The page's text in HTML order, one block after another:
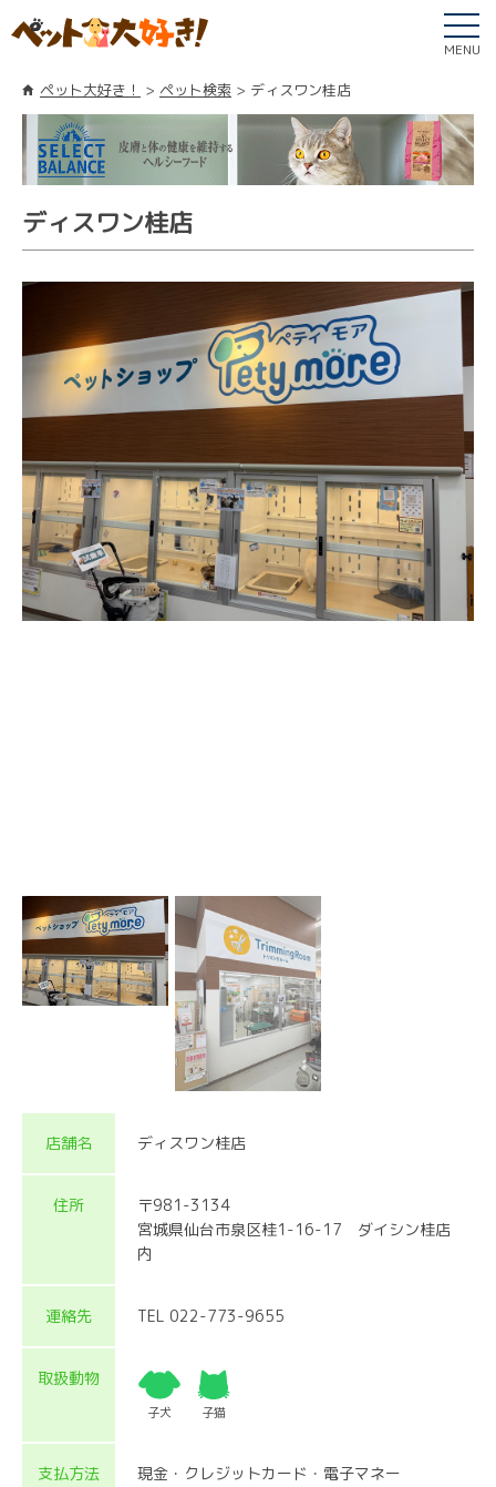
MENU
ペット大好き！ ペット検索 ディスワン桂店
ディスワン桂店
店舗名 ディスワン桂店
住所
〒981-3134
宮城県仙台市泉区桂1-16-17 ダイシン桂店
内
連絡先 TEL 022-773-9655
取扱動物
子犬 子猫
支払方法 現金・クレジットカード・電子マネー